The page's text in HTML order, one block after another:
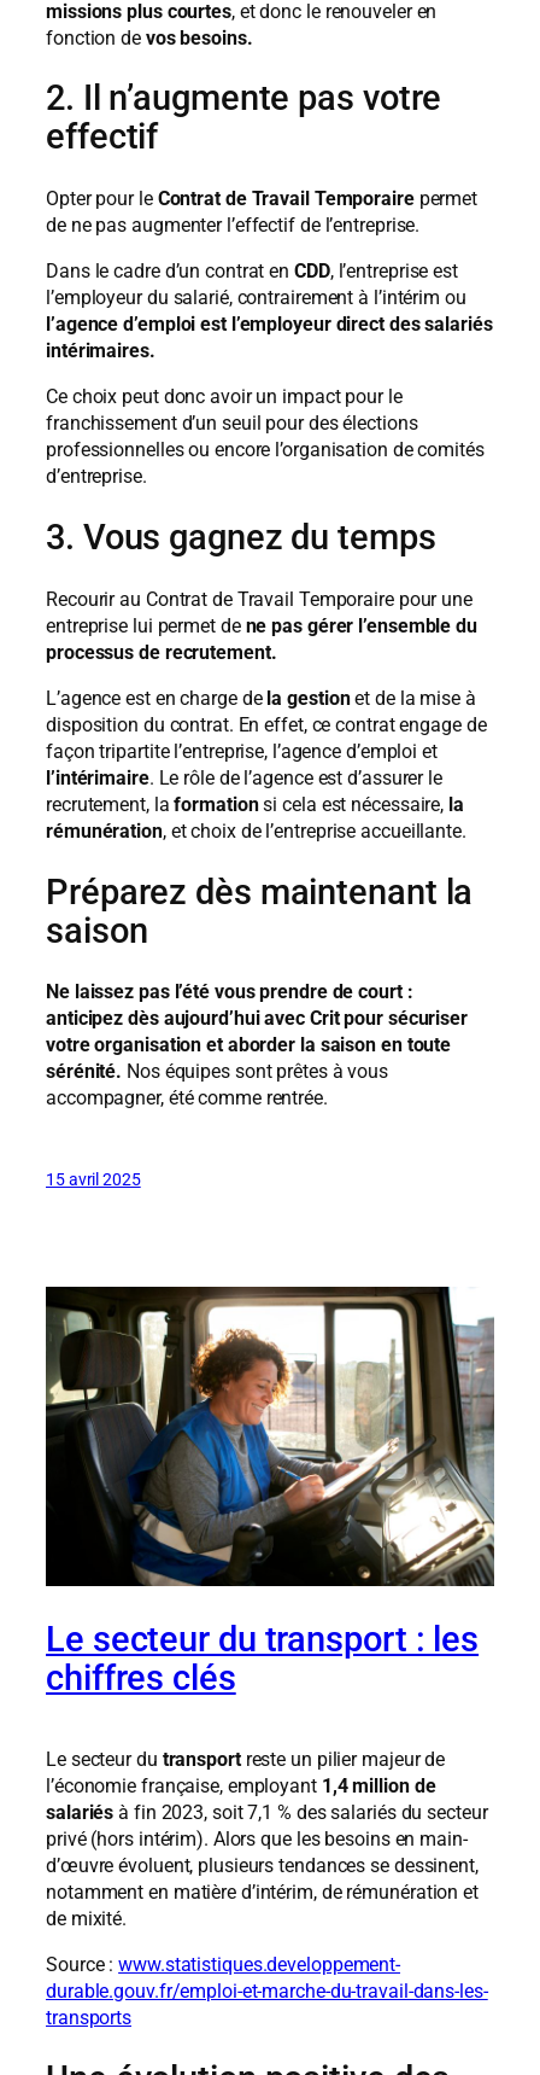
missions plus courtes, et donc le renouveler en
fonction de vos besoins.
2. Il n’augmente pas votre
effectif
Opter pour le Contrat de Travail Temporairepermet
de ne pas augmenter l’effectif de l’entreprise.
Dans le cadre d’un contrat en CDD, l’entreprise est
l’employeur du salarié, contrairement à l’intérim ou
l’agence d’emploi est l’employeur direct des salariés
intérimaires.
Ce choix peut donc avoir un impact pour le
franchissement d’un seuil pour des élections
professionnelles ou encore l’organisation de comités
d’entreprise.
3. Vous gagnez du temps
Recourir au Contrat de Travail Temporaire pour une
entreprise lui permet de ne pas gérer l’ensemble du
processus de recrutement.
L’agence est en charge de la gestionet de la mise à
disposition du contrat. En effet, ce contrat engage de
façon tripartite l’entreprise, l’agence d’emploi et
l’intérimaire. Le rôle de l’agence est d’assurer le
recrutement, laformationsi cela est nécessaire, la
rémunération, et choix de l’entreprise accueillante.
Préparez dès maintenant la
saison
Ne laissez pas l’été vous prendre de court :
anticipez dès aujourd’hui avec Crit pour sécuriser
votre organisation et aborder la saison en toute
sérénité. Nos équipes sont prêtes à vous
accompagner, été comme rentrée.
15 avril 2025
Le secteur du transport : les
chiffres clés
Le secteur du transportreste un pilier majeur de
l’économie française, employant 1,4 million de
salariés à fin 2023, soit 7,1 % des salariés du secteur
privé (hors intérim). Alors que les besoins en main-
d’œuvre évoluent, plusieurs tendances se dessinent,
notamment en matière d’intérim, de rémunération et
de mixité.
Source :www.statistiques.developpement-
durable.gouv.fr/emploi-et-marche-du-travail-dans-les-
transports